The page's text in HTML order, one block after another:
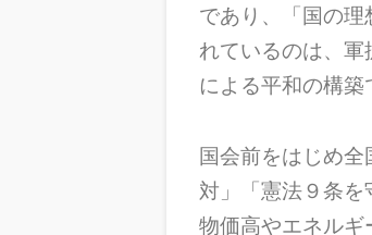
であり、「国の
れているのは、
による平和の構築
国会前をはじめ
対」「憲法９条を
物価高やエネル